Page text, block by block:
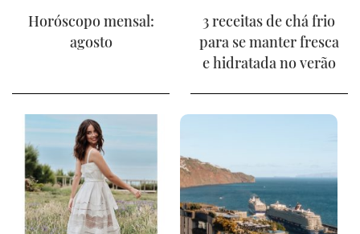
Horóscopo mensal:
agosto
3 receitas de chá frio
para se manter fresca
e hidratada no verão